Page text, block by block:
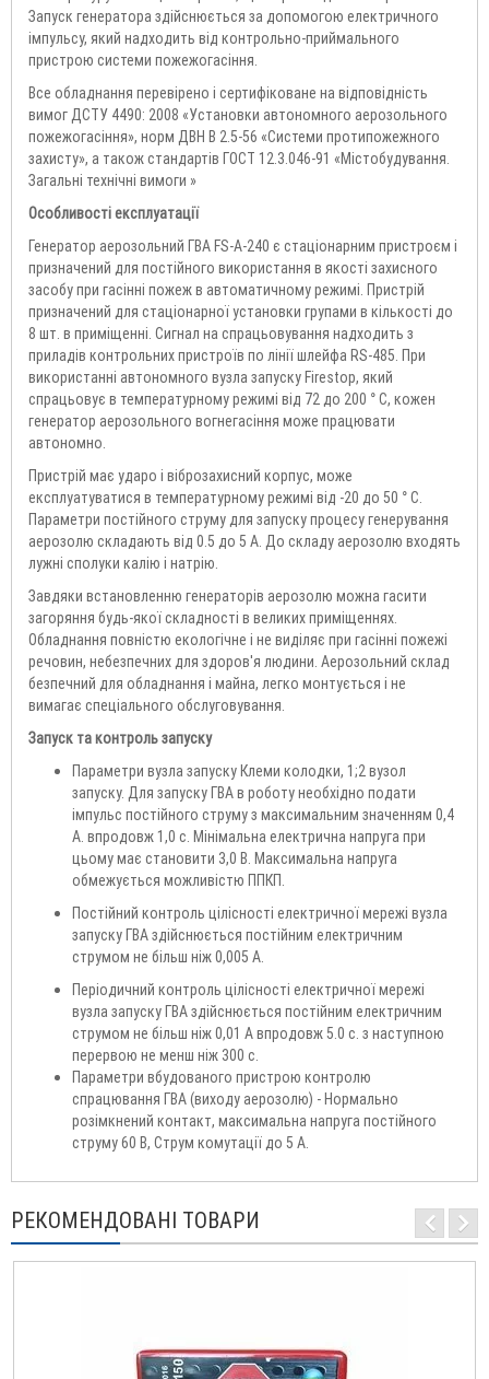
Запуск генератора здійснюється за допомогою електричного
імпульсу, який надходить від контрольно-приймального
пристрою системи пожежогасіння.
Все обладнання перевірено і сертифіковане на відповідність
вимог ДСТУ 4490: 2008 «Установки автономного аерозольного
пожежогасіння», норм ДВН В 2.5-56 «Системи протипожежного
захисту», а також стандартів ГОСТ 12.3.046-91 «Містобудування.
Загальні технічні вимоги »
Особливості експлуатації
Генератор аерозольний ГВА FS-A-240 є стаціонарним пристроєм і
призначений для постійного використання в якості захисного
засобу при гасінні пожеж в автоматичному режимі. Пристрій
призначений для стаціонарної установки групами в кількості до
8 шт. в приміщенні. Сигнал на спрацьовування надходить з
приладів контрольних пристроїв по лінії шлейфа RS-485. При
використанні автономного вузла запуску Firestop, який
спрацьовує в температурному режимі від 72 до 200 ° C, кожен
генератор аерозольного вогнегасіння може працювати
автономно.
Пристрій має ударо і віброзахисний корпус, може
експлуатуватися в температурному режимі від -20 до 50 ° C.
Параметри постійного струму для запуску процесу генерування
аерозолю складають від 0.5 до 5 А. До складу аерозолю входять
лужні сполуки калію і натрію.
Завдяки встановленню генераторів аерозолю можна гасити
загоряння будь-якої складності в великих приміщеннях.
Обладнання повністю екологічне і не виділяє при гасінні пожежі
речовин, небезпечних для здоров'я людини. Аерозольний склад
безпечний для обладнання і майна, легко монтується і не
вимагає спеціального обслуговування.
Запуск та контроль запуску
Параметри вузла запуску Клеми колодки, 1;2 вузол
запуску. Для запуску ГВА в роботу необхідно подати
імпульс постійного струму з максимальним значенням 0,4
А. впродовж 1,0 с. Мінімальна електрична напруга при
цьому має становити 3,0 В. Максимальна напруга
обмежується можливістю ППКП.
Постійний контроль цілісності електричної мережі вузла
запуску ГВА здійснюється постійним електричним
струмом не більш ніж 0,005 А.
Періодичний контроль цілісності електричної мережі
вузла запуску ГВА здійснюється постійним електричним
струмом не більш ніж 0,01 А впродовж 5.0 с. з наступною
перервою не менш ніж 300 с.
Параметри вбудованого пристрою контролю
спрацювання ГВА (виходу аерозолю) - Нормально
розімкнений контакт, максимальна напруга постійного
струму 60 В, Струм комутації до 5 А.
РЕКОМЕНДОВАНІ ТОВАРИ